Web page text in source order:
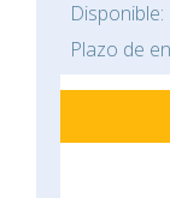
Disponible:
Plazo de